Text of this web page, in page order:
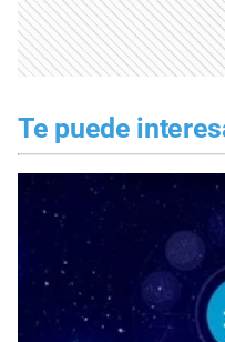
Te puede